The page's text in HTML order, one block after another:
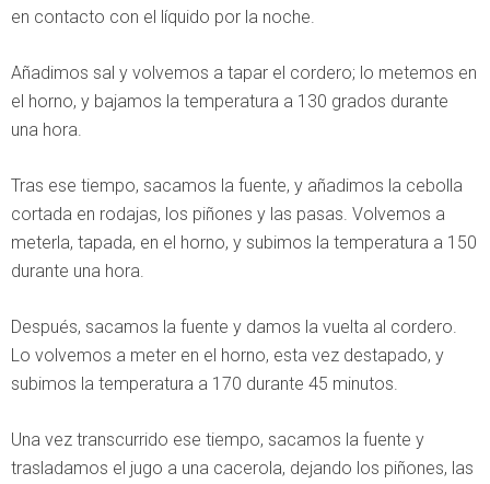
en contacto con el líquido por la noche.
Añadimos sal y volvemos a tapar el cordero; lo metemos en
el horno, y bajamos la temperatura a 130 grados durante
una hora.
Tras ese tiempo, sacamos la fuente, y añadimos la cebolla
cortada en rodajas, los piñones y las pasas. Volvemos a
meterla, tapada, en el horno, y subimos la temperatura a 150
durante una hora.
Después, sacamos la fuente y damos la vuelta al cordero.
Lo volvemos a meter en el horno, esta vez destapado, y
subimos la temperatura a 170 durante 45 minutos.
Una vez transcurrido ese tiempo, sacamos la fuente y
trasladamos el jugo a una cacerola, dejando los piñones, las